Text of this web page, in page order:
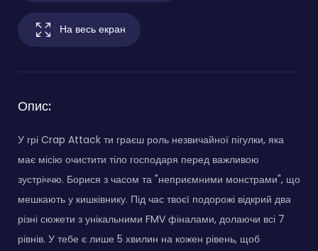
На весь екран
Опис:
У грі Crap Attack ти граєш роль незвичайної пігулки, яка
має місію очистити тіло господаря перед важливою
зустріччю. Борися з часом та "неприємними монстрами", що
мешкають у кишківнику. Під час твоєї подорожі відкрий два
різні сюжети з унікальними FMV фіналами, долаючи всі 7
рівнів. У тебе є лише 5 хвилин на кожен рівень, щоб